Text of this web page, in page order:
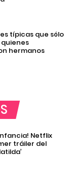
típicas que sólo
hermanos
Netflix
tráiler del